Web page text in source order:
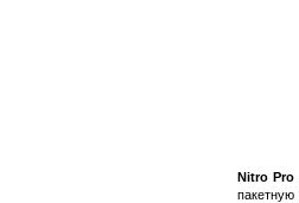
Nitro Pro
пакетную